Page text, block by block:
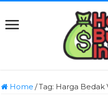
Home /Tag: Harga Bedak